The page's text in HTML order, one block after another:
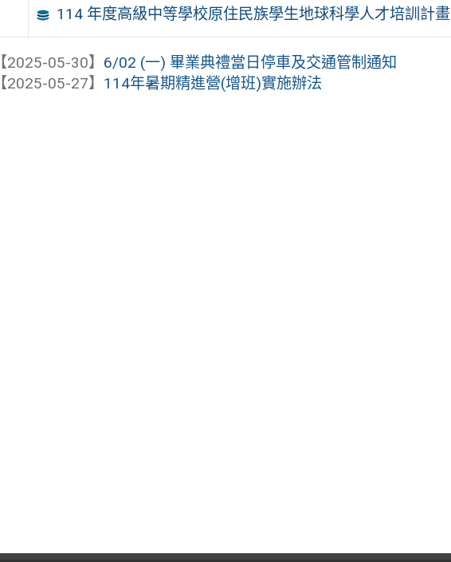
114 年度高級中等學校原住民族學生地球科學人才培訓計畫
【2025-05-30】 6/02 (一) 畢業典禮當日停車及交通管制通知
【2025-05-27】 114年暑期精進營(增班)實施辦法